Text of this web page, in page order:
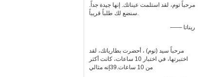
مرحباً توم، لقد استلمت عيناتك. إنها جيدة جداً.
سنضع لك طلباً قريباً.
—— ريناتا
مرحباً سيد (توم) ، أحضرت بطارياتك، لقد
اختبرتها، في اختبار 10 ساعات، كانت أكثر
من 10 ساعات.39إنه مثالي